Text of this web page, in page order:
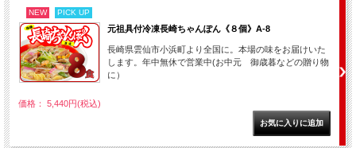
NEW PICK UP
元祖具付冷凍長崎ちゃんぽん《８個》A-8
長崎県雲仙市小浜町より全国に。本場の味をお届けいた
します。年中無休で営業中(お中元 御歳暮などの贈り物
に）
価格： 5,440円(税込)